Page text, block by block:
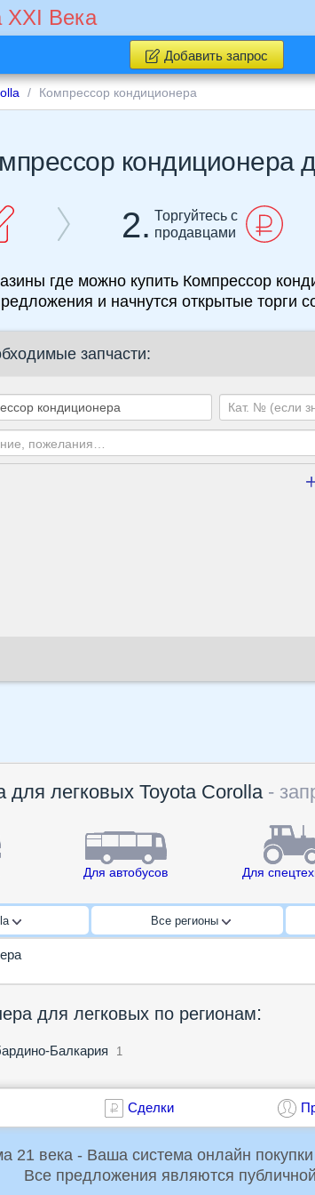
XXI Века
Добавить запрос
Компрессор кондиционера
2. Торгуйтесь с
продавцами
можно купить Компрессор кондиционера и
и начнутся открытые торги
запчасти:
для легковых Toyota Corolla -
Для автобусов Для
Все регионы
для легковых по регионам:
Балкария 1
Сделки
Российская Торговая Система 21 века - Ваша
Все предложения являются